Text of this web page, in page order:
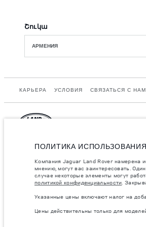
Շուկա
АРМЕНИЯ
КАРЬЕРА УСЛОВИЯ СВЯЗАТЬСЯ С
Armenia, «Fora Premium»
соответствии с законодательством ЕС.
цены и цвета на этом веб-сайте могут
регионе.
Указанные значения массы соответствуют
полезная нагрузка.
важное примечание в отношений
ПОЛИТИКА
Компания Jaguar Land Rover намерена
мнению, могут вас заинтересовать.
случае некоторые элементы могут
политикой конфиденциальности.
Указанные цены включают налог на
Цены действительны только для